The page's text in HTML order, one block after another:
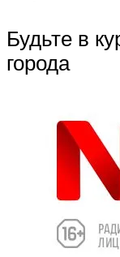
Будьте в
города